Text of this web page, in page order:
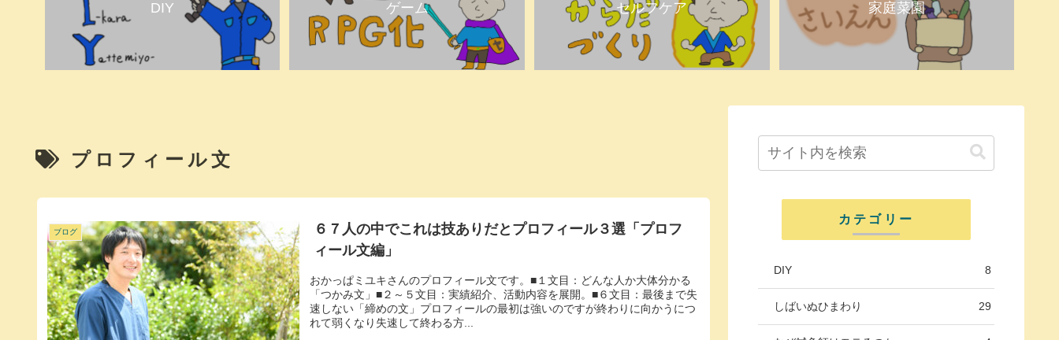
DIY ゲーム セルフケア 家庭菜園
プロフィール文
ブログ
６７人の中でこれは技ありだとプロフィール３選「プロフ
ィール文編」
おかっぱミユキさんのプロフィール文です。■１文目：どんな人か大体分かる
「つかみ文」■２～５文目：実績紹介、活動内容を展開。■６文目：最後まで失
速しない「締めの文」プロフィールの最初は強いのですが終わりに向かうにつ
れて弱くなり失速して終わる方...
カテゴリー
DIY 8
しばいぬひまわり 29